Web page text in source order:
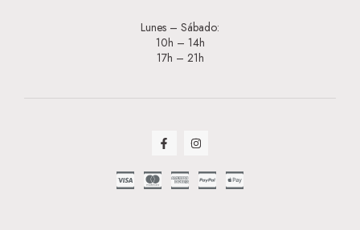
Lunes – Sábado:
10h – 14h
17h – 21h